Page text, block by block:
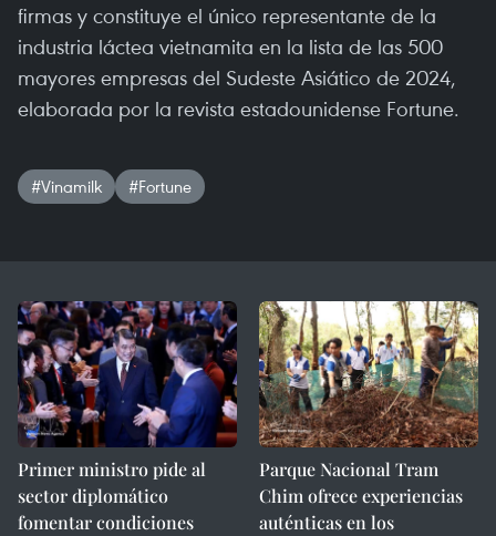
firmas y constituye el único representante de la
industria láctea vietnamita en la lista de las 500
mayores empresas del Sudeste Asiático de 2024,
elaborada por la revista estadounidense Fortune.
#Vinamilk #Fortune
Primer ministro pide al
sector diplomático
fomentar condiciones
Parque Nacional Tram
Chim ofrece experiencias
auténticas en los